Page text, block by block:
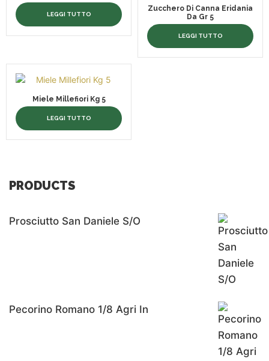
LEGGI TUTTO
Zucchero Di Canna Eridania
Da Gr 5
LEGGI TUTTO
Miele Millefiori Kg 5
LEGGI TUTTO
PRODUCTS
Prosciutto San Daniele S/o
Pecorino Romano 1/8 Agri In